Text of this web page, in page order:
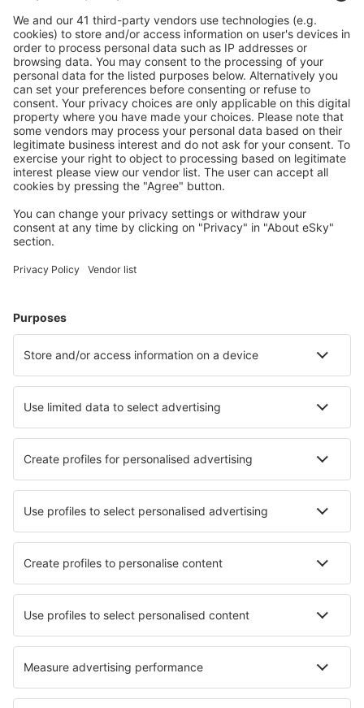
Ronneby Airport (RNB)
Salen Scandinavian Mountains Apt. (SCR)
Skelleftea Airport (SFT)
Stockholm
Malmo Sturup (MMX)
Sundsvall Harnosand (SDL)
Sveg Airport (EVG)
Torsby Apt. (TYF)
Trollhättan-Vänersborg Airport (THN)
Umea Airport (UME)
Vilhelmina Airport (VHM)
Visby Airport (VBY)
Stockholm